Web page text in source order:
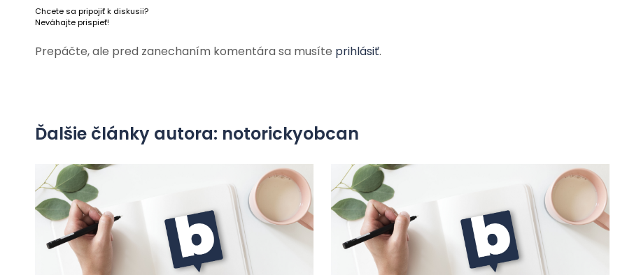
Chcete sa pripojiť k diskusii?
Neváhajte prispieť!
Prepáčte, ale pred zanechaním komentára sa musíte prihlásiť.
Ďalšie články autora: notorickyobcan